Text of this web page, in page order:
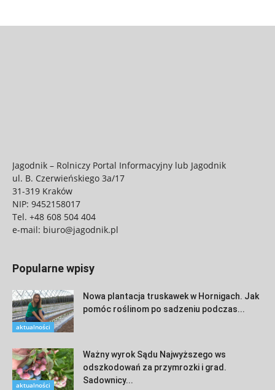
Jagodnik – Rolniczy Portal Informacyjny lub Jagodnik
ul. B. Czerwieńskiego 3a/17
31-319 Kraków
NIP: 9452158017
Tel. +48 608 504 404
e-mail: biuro@jagodnik.pl
Popularne wpisy
aktualności
Nowa plantacja truskawek w Hornigach. Jak
pomóc roślinom po sadzeniu podczas...
aktualności
Ważny wyrok Sądu Najwyższego ws
odszkodowań za przymrozki i grad.
Sadownicy...